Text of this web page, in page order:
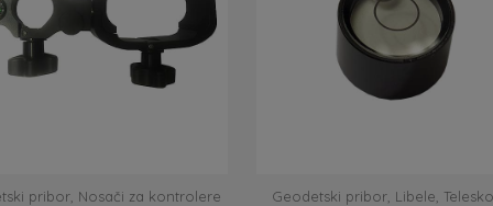
pribor Nosači za kontrolere Geodetski pribor, Libele